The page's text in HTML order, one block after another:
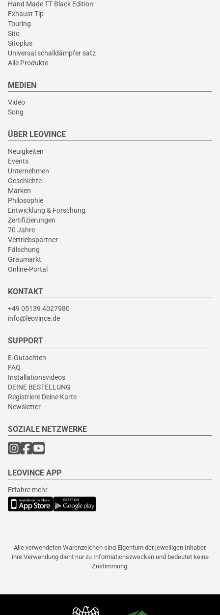
Hand Made TT Black Edition
Exhaust Tip
Touring
Sito
Sitoplus
Universal schalldämpfer satz
Alle Produkte
MEDIEN
Video
Song
ÜBER LEOVINCE
Neuigkeiten
Events
Unternehmen
Geschichte
Marken
Philosophie
Entwicklung & Forschung
Zertifizierungen
70 Jahre
Vertriebspartner
Fälschung
Graumarkt
Online-Portal
KONTAKT
+49 05139 4027980
info@leovince.de
SUPPORT
E-Gutachten
FAQ
Installationsvideos
DEINE BESTELLUNG
Registriere Deine Karte
Newsletter
SOZIALE NETZWERKE
LEOVINCE APP
Erfahre mehr
Alle verwendeten Warenzeichen sind Eigentum der jeweiligen Inhaber,
ihre Verwendung dient nur zu Informationszwecken und bedeutet keine
Zustimmung.